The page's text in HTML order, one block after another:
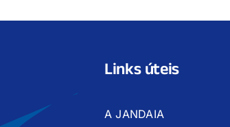
Links úteis
A JANDAIA